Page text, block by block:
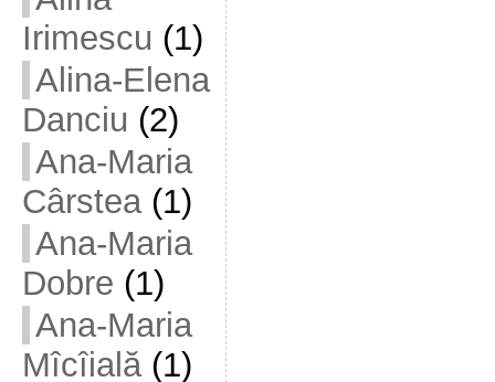
Irimescu (1)
Alina-Elena
Danciu (2)
Ana-Maria
Cârstea(1)
Ana-Maria
Dobre (1)
Ana-Maria
Mîcîială(1)